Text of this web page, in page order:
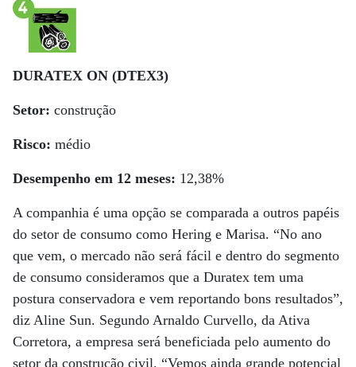
DURATEX ON (DTEX3)
Setor: construção
Risco: médio
Desempenho em 12 meses: 12,38%
A companhia é uma opção se comparada a outros papéis
do setor de consumo como Hering e Marisa. “No ano
que vem, o mercado não será fácil e dentro do segmento
de consumo consideramos que a Duratex tem uma
postura conservadora e vem reportando bons resultados”,
diz Aline Sun. Segundo Arnaldo Curvello, da Ativa
Corretora, a empresa será beneficiada pelo aumento do
setor da construção civil. “Vemos ainda grande potencial